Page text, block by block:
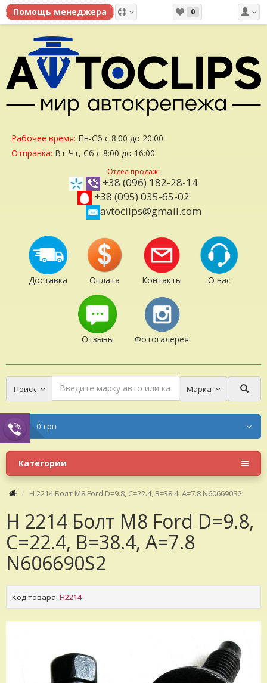
0
Рабочее время: Пн-Сб с 8:00 до 20:00
Отправка: Вт-Чт, Сб с 8:00 до 16:00
Отдел продаж:
+38 (096) 182-28-14
+38 (095) 035-65-02
avtoclips@gmail.com
Доставка Оплата Контакты О нас
Отзывы Фотогалерея
Поиск Марка
0 грн
Категории
H 2214 Болт M8 Ford D=9.8, C=22.4, B=38.4, A=7.8 N606690S2
H 2214 Болт M8 Ford D=9.8,
C=22.4, B=38.4, A=7.8
N606690S2
Код товара: H2214